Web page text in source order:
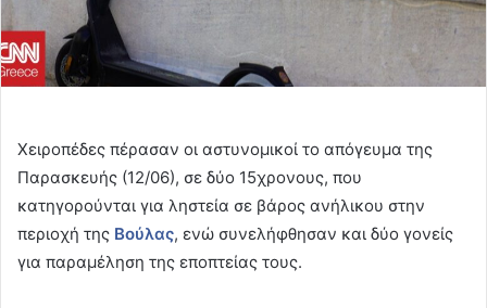
Χειροπέδες πέρασαν οι αστυνομικοί το απόγευμα της
Παρασκευής (12/06), σε δύο 15χρονους, που
κατηγορούνται για ληστεία σε βάρος ανήλικου στην
περιοχή της Βούλας, ενώ συνελήφθησαν και δύο γονείς
για παραμέληση της εποπτείας τους.